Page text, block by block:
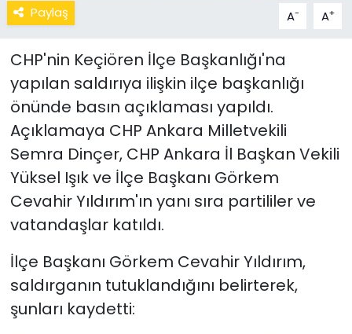
Paylaş A- A+
CHP'nin Keçiören İlçe Başkanlığı'na
yapılan saldırıya ilişkin ilçe başkanlığı
önünde basın açıklaması yapıldı.
Açıklamaya CHP Ankara Milletvekili
Semra Dinçer, CHP Ankara İl Başkan Vekili
Yüksel Işık ve İlçe Başkanı Görkem
Cevahir Yıldırım'ın yanı sıra partililer ve
vatandaşlar katıldı.
İlçe Başkanı Görkem Cevahir Yıldırım,
saldırganın tutuklandığını belirterek,
şunları kaydetti: